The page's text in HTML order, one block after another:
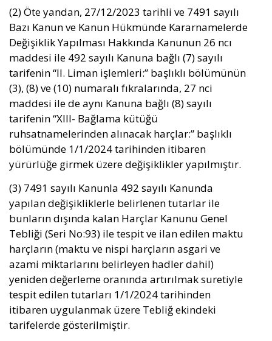
(2) Öte yandan, 27/12/2023 tarihli ve 7491 sayılı
Bazı Kanun ve Kanun Hükmünde Kararnamelerde
Değişiklik Yapılması Hakkında Kanunun 26 ncı
maddesi ile 492 sayılı Kanuna bağlı (7) sayılı
tarifenin “II. Liman işlemleri:” başlıklı bölümünün
(3), (8) ve (10) numaralı fıkralarında, 27 nci
maddesi ile de aynı Kanuna bağlı (8) sayılı
tarifenin “XIII- Bağlama kütüğü
ruhsatnamelerinden alınacak harçlar:” başlıklı
bölümünde 1/1/2024 tarihinden itibaren
yürürlüğe girmek üzere değişiklikler yapılmıştır.
(3) 7491 sayılı Kanunla 492 sayılı Kanunda
yapılan değişikliklerle belirlenen tutarlar ile
bunların dışında kalan Harçlar Kanunu Genel
Tebliği (Seri No:93) ile tespit ve ilan edilen maktu
harçların (maktu ve nispi harçların asgari ve
azami miktarlarını belirleyen hadler dahil)
yeniden değerleme oranında artırılmak suretiyle
tespit edilen tutarları 1/1/2024 tarihinden
itibaren uygulanmak üzere Tebliğ ekindeki
tarifelerde gösterilmiştir.